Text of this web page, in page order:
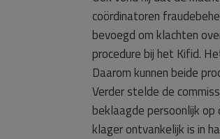
coördinatoren
bevoegd om klachten
procedure bij het Kifid.
Daarom kunnen beide
Verder stelde de
beklaagde persoonlijk
klager ontvankelijk is in